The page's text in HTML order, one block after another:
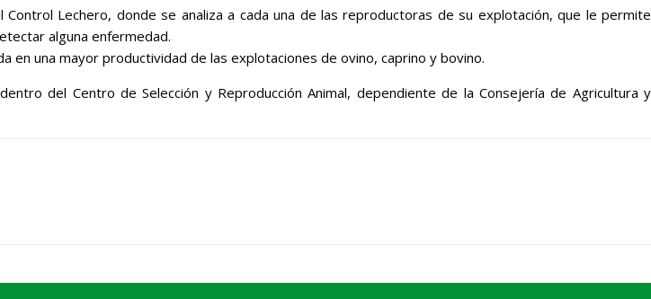
Lechero, donde se analiza a cada una de las reproductoras de su explotación, que le permite
alguna enfermedad.
en una mayor productividad de las explotaciones de ovino, caprino y bovino.
del Centro de Selección y Reproducción Animal, dependiente de la Consejería de Agricultura y